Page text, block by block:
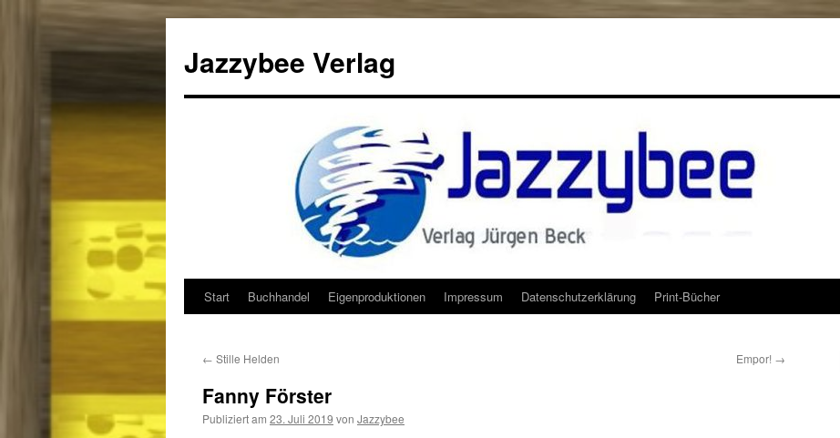
Jazzybee Verlag
Zum
springen
Start Buchhandel Eigenproduktionen Impressum Datenschutzerklärung Print-Bücher
← Stille Helden Empor! →
Fanny Förster
Publiziert am 23. Juli 2019 von Jazzybee